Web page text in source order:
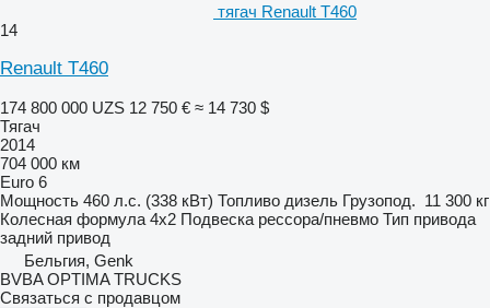
тягач Renault T460
14
Renault T460
174 800 000 UZS 12 750 € ≈ 14 730 $
Тягач
2014
704 000 км
Euro 6
Мощность 460 л.с. (338 кВт) Топливо дизель Грузопод. 11 300 кг
Колесная формула 4x2 Подвеска рессора/пневмо Тип привода
задний привод
Бельгия, Genk
BVBA OPTIMA TRUCKS
Связаться с продавцом